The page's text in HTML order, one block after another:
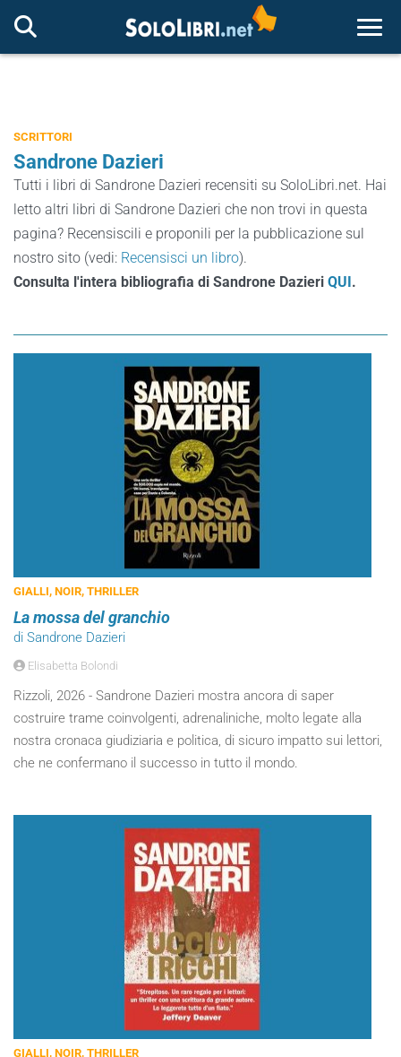
SCRITTORI
Sandrone Dazieri
Tutti i libri di Sandrone Dazieri recensiti su SoloLibri.net. Hai
letto altri libri di Sandrone Dazieri che non trovi in questa
pagina? Recensiscili e proponili per la pubblicazione sul
nostro sito (vedi: Recensisci un libro).
Consulta l'intera bibliografia di Sandrone Dazieri QUI.
GIALLI, NOIR, THRILLER
La mossa del granchio
di Sandrone Dazieri
Elisabetta Bolondi
Rizzoli, 2026 - Sandrone Dazieri mostra ancora di saper
costruire trame coinvolgenti, adrenaliniche, molto legate alla
nostra cronaca giudiziaria e politica, di sicuro impatto sui lettori,
che ne confermano il successo in tutto il mondo.
GIALLI, NOIR, THRILLER